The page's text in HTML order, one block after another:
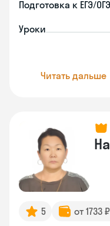
Подготовка к ЕГЭ/ОГЭ
Уроки
Читать дальше
5 от 1733